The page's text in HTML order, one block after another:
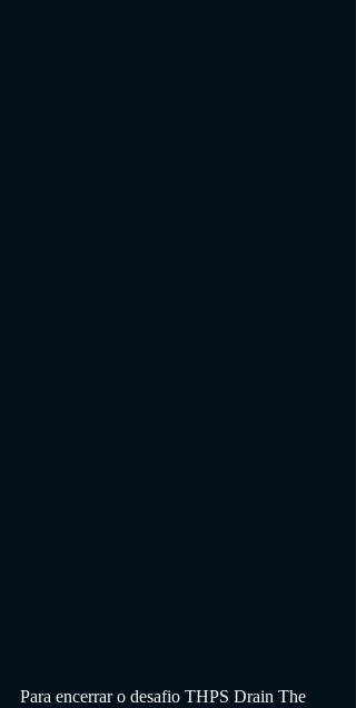
Para encerrar o desafio THPS Drain The